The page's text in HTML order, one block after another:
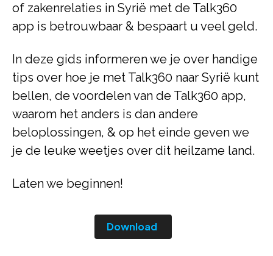
of zakenrelaties in Syrië met de Talk360
app is betrouwbaar & bespaart u veel geld.
In deze gids informeren we je over handige
tips over hoe je met Talk360 naar Syrië kunt
bellen, de voordelen van de Talk360 app,
waarom het anders is dan andere
beloplossingen, & op het einde geven we
je de leuke weetjes over dit heilzame land.
Laten we beginnen!
Download